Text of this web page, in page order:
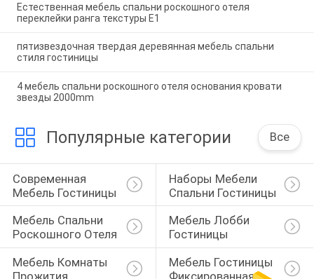
Естественная мебель спальни роскошного отеля
переклейки ранга текстуры E1
пятизвездочная твердая деревянная мебель спальни
стиля гостиницы
4 мебель спальни роскошного отеля основания кровати
звезды 2000mm
Популярные категории Все
Современная
Мебель Гостиницы
Наборы Мебели
Спальни Гостиницы
Мебель Спальни
Роскошного Отеля
Мебель Лобби
Гостиницы
Мебель Комнаты
Мебель Гостиницы